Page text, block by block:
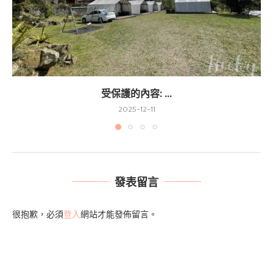
受保護的內容: ...
2025-12-11
發表留言
很抱歉，必須登入網站才能發佈留言。